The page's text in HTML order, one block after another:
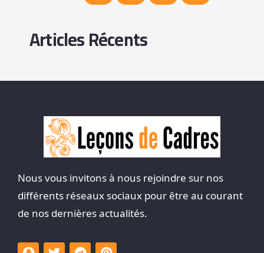
Articles Récents
Nous vous invitons à nous rejoindre sur nos
différents réseaux sociaux pour être au courant
de nos dernières actualités.